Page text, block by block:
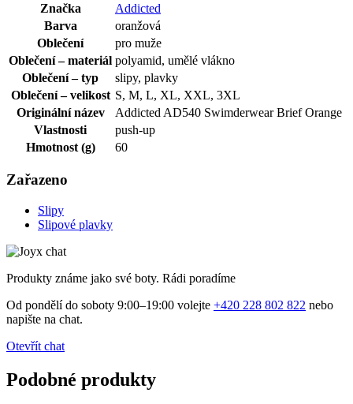
Značka
Addicted
Barva
oranžová
Oblečení
pro muže
Oblečení – materiál polyamid, umělé vlákno
Oblečení – typ
slipy, plavky
Oblečení – velikost S, M, L, XL, XXL, 3XL
Originální název
Addicted AD540 Swimderwear Brief Orange
Vlastnosti
push-up
Hmotnost (g)
60
Zařazeno
Slipy
Slipové plavky
Produkty známe jako své boty. Rádi poradíme
Od pondělí do soboty 9:00–19:00 volejte +420 228 802 822 nebo
napište na chat.
Otevřít chat
Podobné produkty